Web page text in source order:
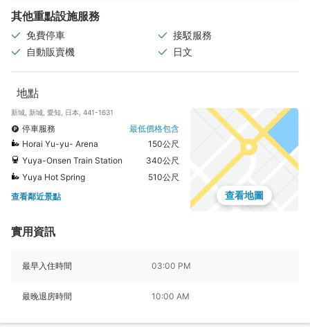
其他重點設施服務
免費停車
接駁服務
自動販賣機
日文
地點
新城, 新城, 愛知, 日本, 441-1631
停車服務
最低價格包含
Horai Yu-yu- Arena
150公尺
Yuya-Onsen Train Station
340公尺
Yuya Hot Spring
510公尺
查看鄰近景點
查看地圖
實用資訊
最早入住時間 03:00 PM
最晚退房時間 10:00 AM